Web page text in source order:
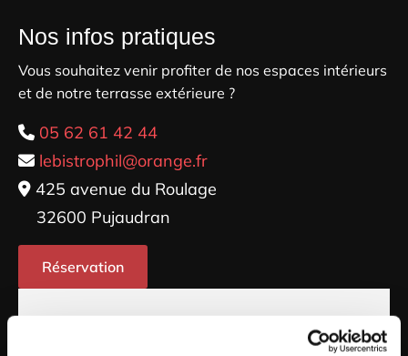
Nos infos pratiques
Vous souhaitez venir profiter de nos espaces intérieurs
et de notre terrasse extérieure ?
 05 62 61 42 44
 lebistrophil@orange.fr
 425 avenue du Roulage
32600 Pujaudran
Réservation